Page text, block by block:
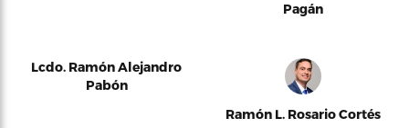
Pagán
Lcdo. Ramón Alejandro
Pabón
Ramón L. Rosario Cortés